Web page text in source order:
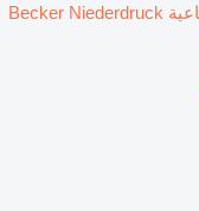
المضخة الصناعية Becker Niederdruck